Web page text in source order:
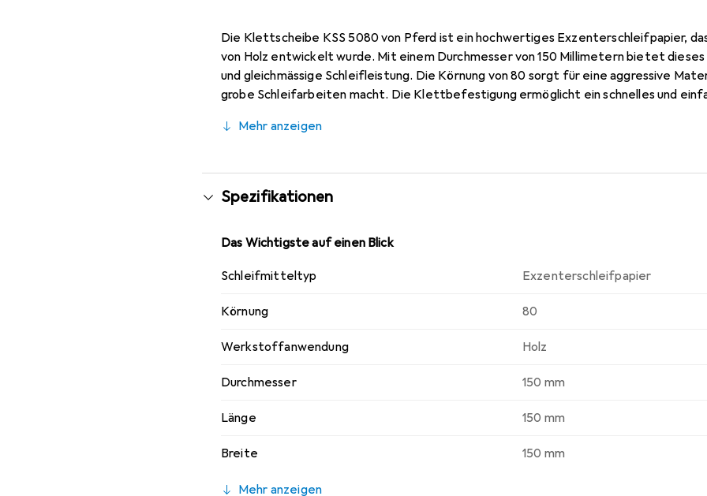
Die Klettscheibe KSS 5080 von Pferd ist ein hochwertiges Exzenterschleifpapier,
von Holz entwickelt wurde. Mit einem Durchmesser von 150 Millimetern bietet
und gleichmässige Schleifleistung. Die Körnung von 80 sorgt für eine aggressive
grobe Schleifarbeiten macht. Die Klettbefestigung ermöglicht ein schnelles und
Material für umfangreiche Projekte zur Verfügung steht. Die Verwendung von
Mehr anzeigen
Spezifikationen
Das Wichtigste auf einen Blick
Schleifmitteltyp Exzenterschleifpapier
Körnung 80
Werkstoffanwendung Holz
Durchmesser 150 mm
Länge 150 mm
Breite 150 mm
Mehr anzeigen